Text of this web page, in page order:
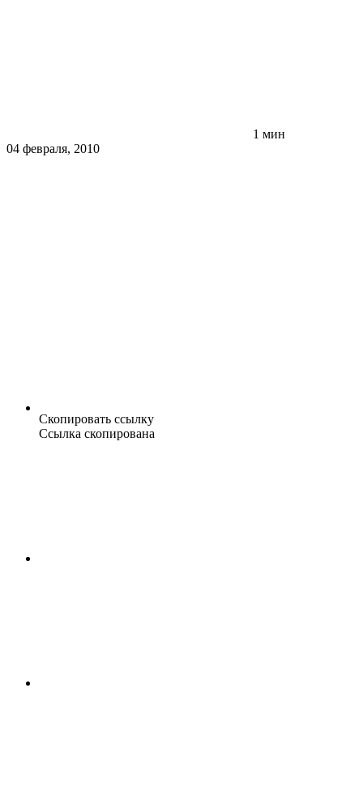
1 мин
04 февраля, 2010
Скопировать ссылку
Ссылка скопирована